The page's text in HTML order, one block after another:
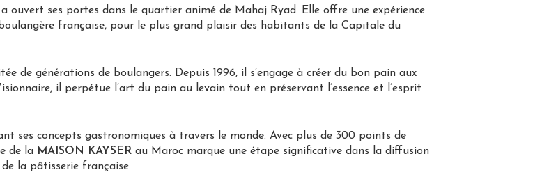
ouvert ses portes dans le quartier animé de Mahaj Ryad. Elle offre une expérience
française, pour le plus grand plaisir des habitants de la Capitale du
de générations de boulangers. Depuis 1996, il s’engage à créer du bon pain aux
il perpétue l’art du pain au levain tout en préservant l’essence et l’esprit
ses concepts gastronomiques à travers le monde. Avec plus de 300 points de
de la MAISON KAYSER au Maroc marque une étape significative dans la diffusion
la pâtisserie française.